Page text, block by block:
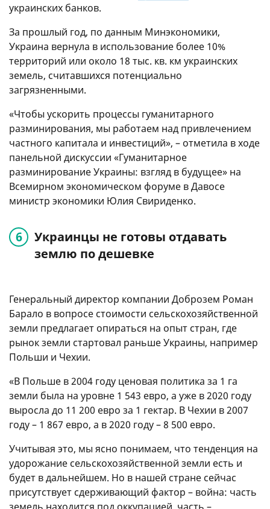
украинских банков.
За прошлый год, по данным Минэкономики,
Украина вернула в использование более 10%
территорий или около 18 тыс. кв. км украинских
земель, считавшихся потенциально
загрязненными.
«Чтобы ускорить процессы гуманитарного
разминирования, мы работаем над привлечением
частного капитала и инвестиций», – отметила в ходе
панельной дискуссии «Гуманитарное
разминирование Украины: взгляд в будущее» на
Всемирном экономическом форуме в Давосе
министр экономики Юлия Свириденко.
Украинцы не готовы отдавать
землю по дешевке
Генеральный директор компании Доброзем Роман
Барало в вопросе стоимости сельскохозяйственной
земли предлагает опираться на опыт стран, где
рынок земли стартовал раньше Украины, например
Польши и Чехии.
«В Польше в 2004 году ценовая политика за 1 га
земли была на уровне 1 543 евро, а уже в 2020 году
выросла до 11 200 евро за 1 гектар. В Чехии в 2007
году – 1 867 евро, а в 2020 году – 8 500 евро.
Учитывая это, мы ясно понимаем, что тенденция на
удорожание сельскохозяйственной земли есть и
будет в дальнейшем. Но в нашей стране сейчас
присутствует сдерживающий фактор – война: часть